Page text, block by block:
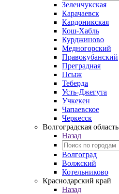
Зеленчукская
Карачаевск
Кардоникская
Кош-Хабль
Курджиново
Медногорский
Правокубанский
Преградная
Псыж
Теберда
Усть-Джегута
Учкекен
Чапаевское
Черкесск
Волгоградская область
Назад
Волгоград
Волжский
Котельниково
Краснодарский край
Назад